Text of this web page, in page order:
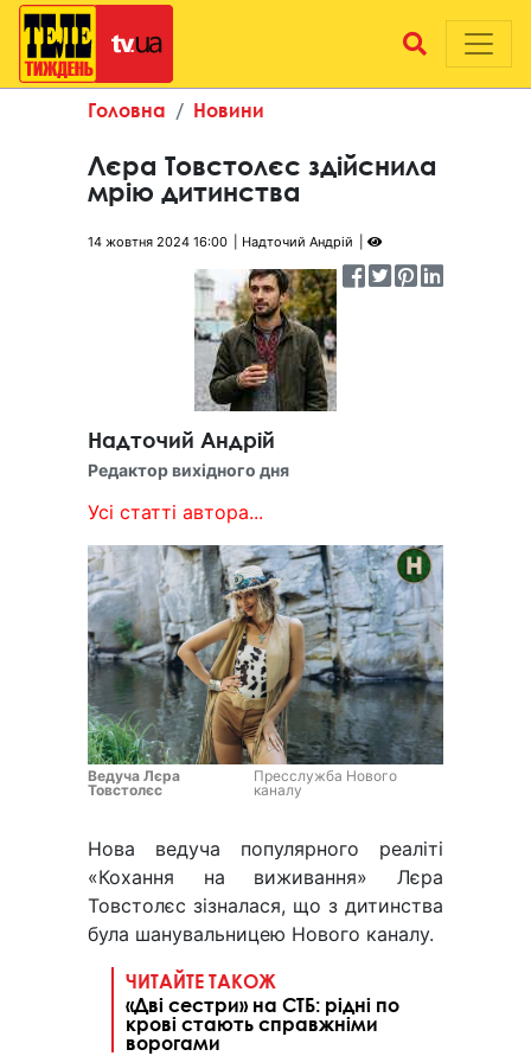
Головна Новини
Лєра Товстолєс здійснила
мрію дитинства
14 жовтня 2024 16:00 Надточий Андрій
Надточий Андрій
Редактор вихідного дня
Усі статті автора...
Ведуча Лєра
Товстолєс
Пресслужба Нового
каналу
Нова ведуча популярного реаліті
«Кохання на виживання» Лєра
Товстолєс зізналася, що з дитинства
була шанувальницею Нового каналу.
ЧИТАЙТЕ ТАКОЖ
«Дві сестри» на СТБ: рідні по
крові стають справжніми
ворогами